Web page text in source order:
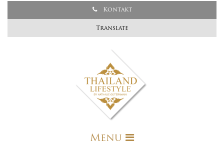
Kontakt
Translate
Menu